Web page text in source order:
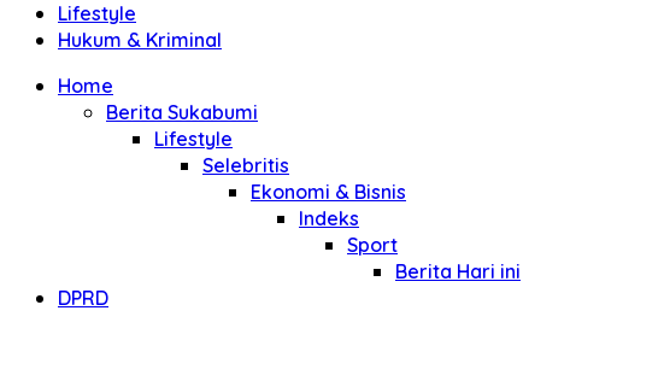
Lifestyle
Hukum & Kriminal
Home
Berita Sukabumi
Lifestyle
Selebritis
Ekonomi & Bisnis
Indeks
Sport
Berita Hari ini
DPRD